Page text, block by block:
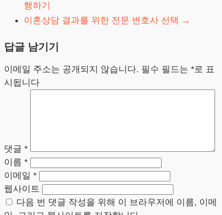
행하기
이혼상담 결과를 위한 전문 변호사 선택 →
답글 남기기
이메일 주소는 공개되지 않습니다. 필수 필드는 *로 표
시됩니다
댓글 *
이름 *
이메일 *
웹사이트
다음 번 댓글 작성을 위해 이 브라우저에 이름, 이메